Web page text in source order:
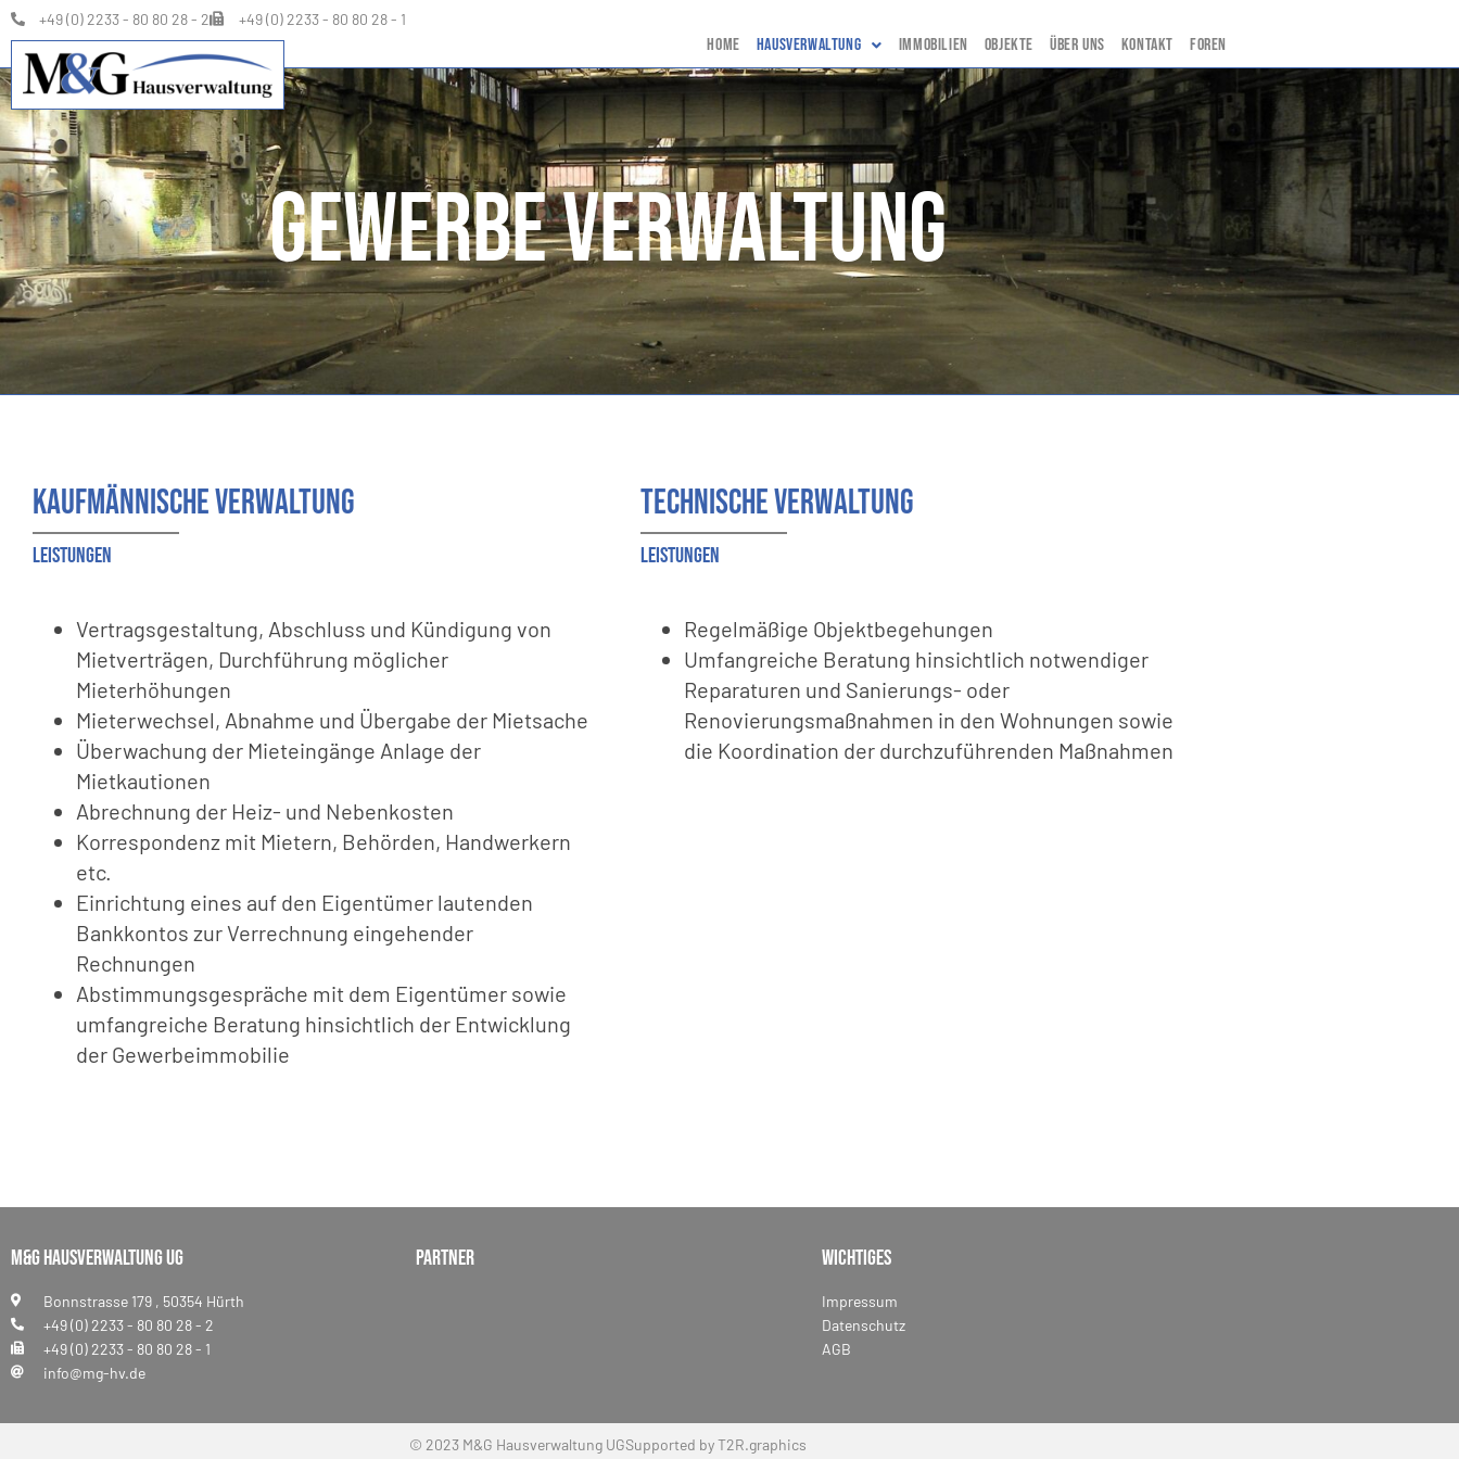
+49 (0) 2233 - 80 80 28 - 2 +49 (0) 2233 - 80 80 28 - 1
Home Hausverwaltung Immobilien Objekte Über uns Kontakt Foren
Gewerbe Verwaltung
Kaufmännische Verwaltung
Leistungen
Vertragsgestaltung, Abschluss und Kündigung von
Mietverträgen, Durchführung möglicher
Mieterhöhungen
Mieterwechsel, Abnahme und Übergabe der Mietsache
Überwachung der Mieteingänge Anlage der
Mietkautionen
Abrechnung der Heiz- und Nebenkosten
Korrespondenz mit Mietern, Behörden, Handwerkern
etc.
Einrichtung eines auf den Eigentümer lautenden
Bankkontos zur Verrechnung eingehender
Rechnungen
Abstimmungsgespräche mit dem Eigentümer sowie
umfangreiche Beratung hinsichtlich der Entwicklung
der Gewerbeimmobilie
Technische Verwaltung
Leistungen
Regelmäßige Objektbegehungen
Umfangreiche Beratung hinsichtlich notwendiger
Reparaturen und Sanierungs- oder
Renovierungsmaßnahmen in den Wohnungen sowie
die Koordination der durchzuführenden Maßnahmen
M&G Hausverwaltung UG
Bonnstrasse 179 , 50354 Hürth
+49 (0) 2233 - 80 80 28 - 2
+49 (0) 2233 - 80 80 28 - 1
info@mg-hv.de
Partner Wichtiges
Impressum
Datenschutz
AGB
© 2023 M&G Hausverwaltung UGSupported by T2R.graphics